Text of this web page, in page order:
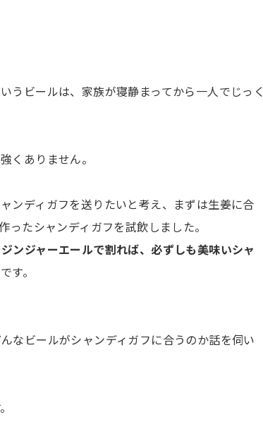
うビールは、家族が寝静まってから一人でじっく
くありません。
ンディガフを送りたいと考え、まずは生姜に合
ったシャンディガフを試飲しました。
ジンジャーエールで割れば、必ずしも美味いシャ
す。
なビールがシャンディガフに合うのか話を伺い